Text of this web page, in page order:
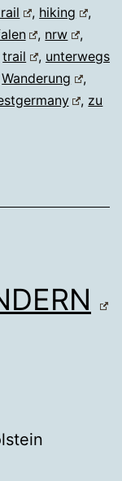
, hiking
,
, nrw
,
trail , unterwegs
Wanderung
,
, zu